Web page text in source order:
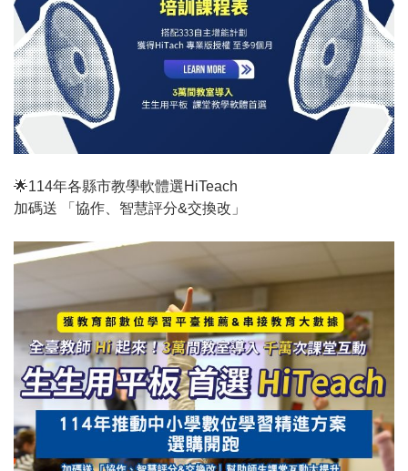
🌟114年各縣市教學軟體選HiTeach
加碼送 「協作、智慧評分&交換改」